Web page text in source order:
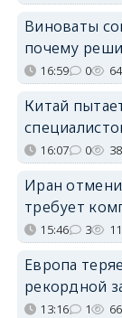
Виноваты
почему
16:59 0
Китай
16:07 0
Иран
требует
15:46 3
Европа
рекордной
13:16 1